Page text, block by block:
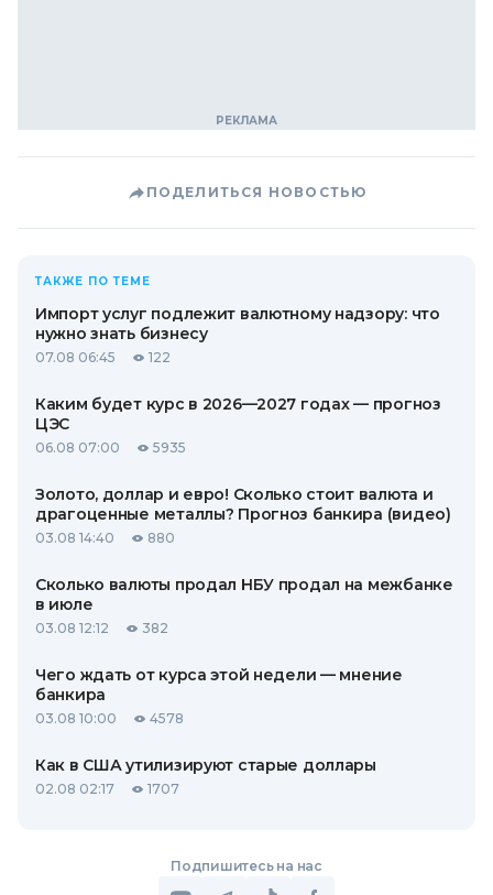
ПОДЕЛИТЬСЯ НОВОСТЬЮ
ТАКЖЕ ПО ТЕМЕ
Импорт услуг подлежит валютному надзору: что
нужно знать бизнесу
07.08 06:45 122
Каким будет курс в 2026—2027 годах — прогноз
ЦЭС
06.08 07:00 5935
Золото, доллар и евро! Сколько стоит валюта и
драгоценные металлы? Прогноз банкира (видео)
03.08 14:40 880
Сколько валюты продал НБУ продал на межбанке
в июле
03.08 12:12 382
Чего ждать от курса этой недели — мнение
банкира
03.08 10:00 4578
Как в США утилизируют старые доллары
02.08 02:17 1707
Подпишитесь на нас